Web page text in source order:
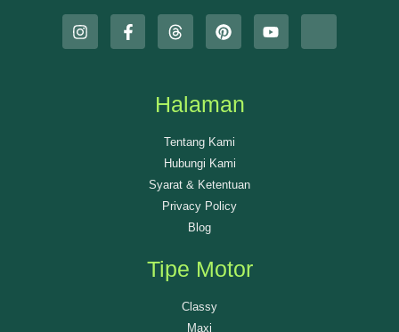
Halaman
Tentang Kami
Hubungi Kami
Syarat & Ketentuan
Privacy Policy
Blog
Tipe Motor
Classy
Maxi